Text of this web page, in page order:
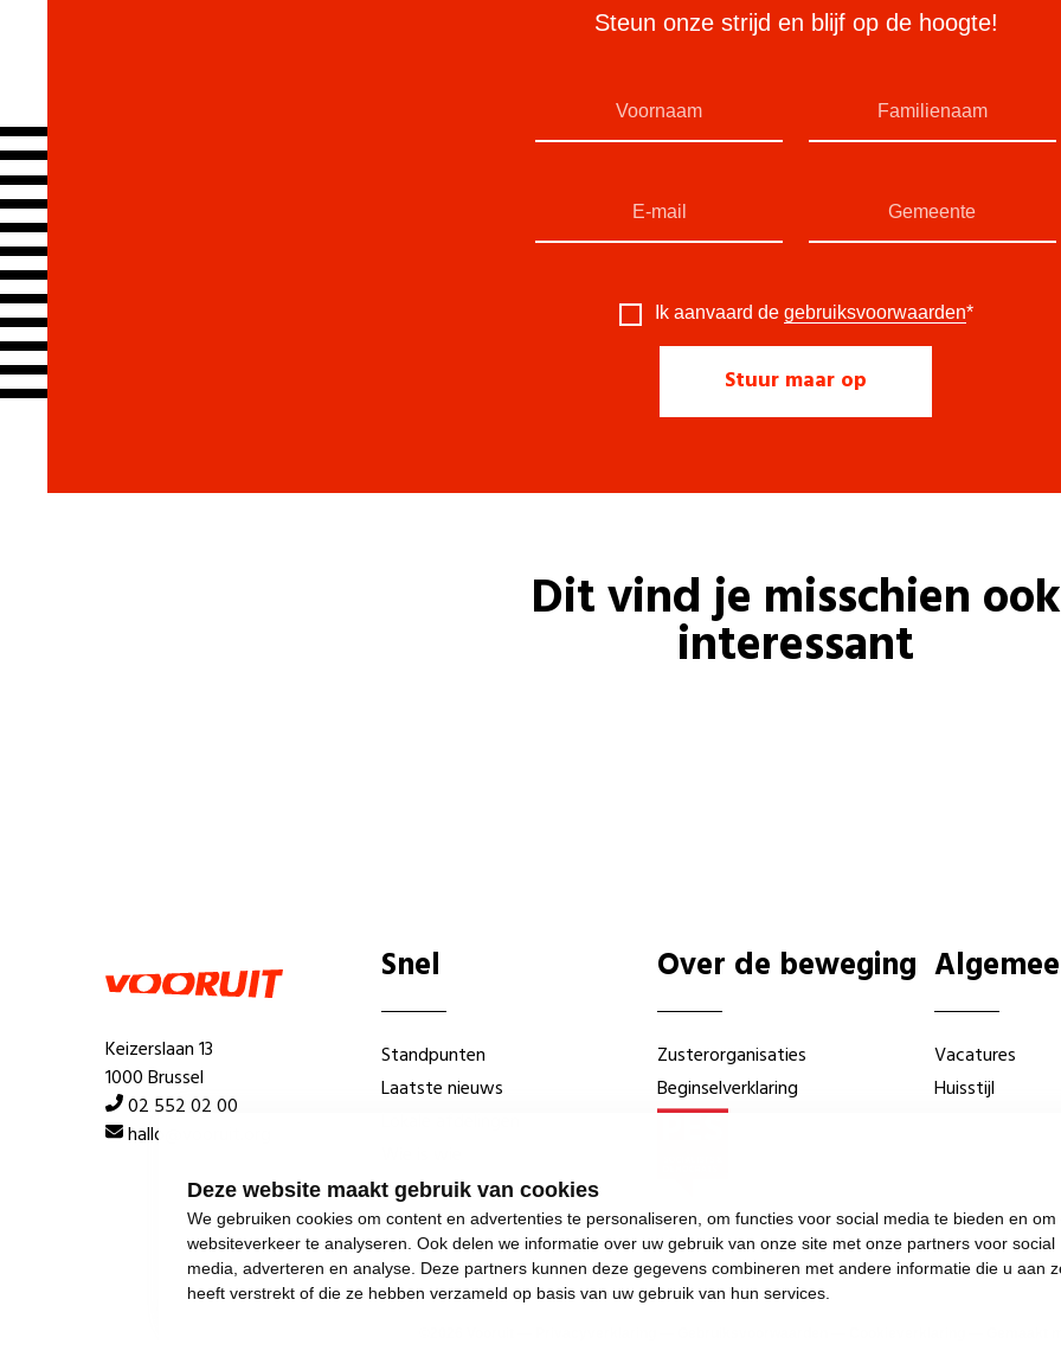
Deze website maakt gebruik van cookies
We gebruiken cookies om content en advertenties te personaliseren, om functies voor social media te bieden en om
websiteverkeer te analyseren. Ook delen we informatie over uw gebruik van onze site met onze partners voor social
media, adverteren en analyse. Deze partners kunnen deze gegevens combineren met andere informatie die u aan
heeft verstrekt of die ze hebben verzameld op basis van uw gebruik van hun services.
Steun onze strijd en blijf op de hoogte!
Ik aanvaard de gebruiksvoorwaarden*
Dit vind je misschien ook
interessant
Keizerslaan 13
1000 Brussel
02 552 02 00
hallo@vooruit.org
Snel
Standpunten
Laatste nieuws
Over de beweging
Zusterorganisaties
Beginselverklaring
Vacatures
Huisstijl